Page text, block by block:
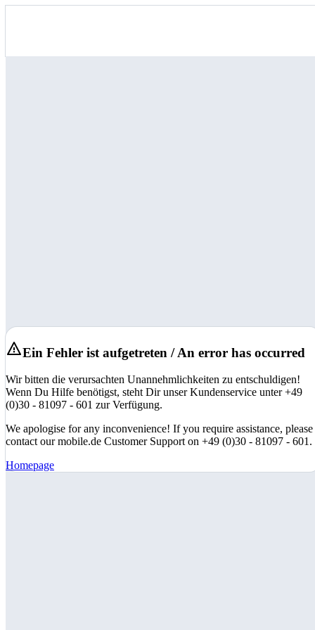
Ein Fehler ist aufgetreten / An error has occurred
Wir bitten die verursachten Unannehmlichkeiten zu entschuldigen!
Wenn Du Hilfe benötigst, steht Dir unser Kundenservice unter +49
(0)30 - 81097 - 601 zur Verfügung.
We apologise for any inconvenience! If you require assistance, please
contact our mobile.de Customer Support on +49 (0)30 - 81097 - 601.
Homepage